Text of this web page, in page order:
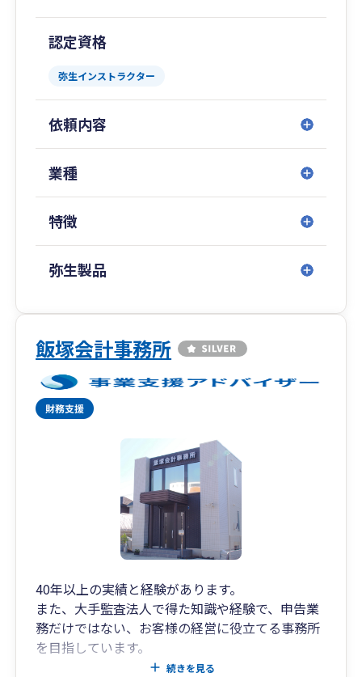
認定資格
弥生インストラクター
依頼内容
業種
特徴
弥生製品
飯塚会計事務所
40年以上の実績と経験があります。
また、大手監査法人で得た知識や経験で、申告業
務だけではない、お客様の経営に役立てる事務所
を目指しています。
気軽になんでも相談できる事務所を目指していま
続きを見る